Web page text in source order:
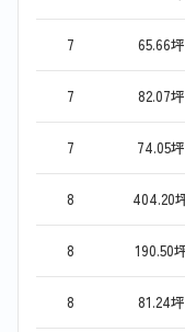
7 65.66坪
7 82.07坪
7 74.05坪
8 404.20
8 190.50
8 81.24坪